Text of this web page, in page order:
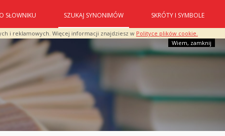
i reklamowych. Więcej informacji znajdziesz w Polityce plików cookie.
Wiem, zamknij
O SŁOWNIKU SZUKAJ SYNONIMÓW SKRÓTY I SYMBOLE